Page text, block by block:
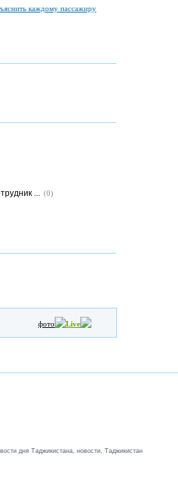
каждому пассажиру
... (0)
фото Live
дня Таджикистана, новости, Таджикистан